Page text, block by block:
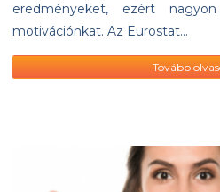
eredményeket, ezért
motivációnkat. Az Eurostat…
Tovább